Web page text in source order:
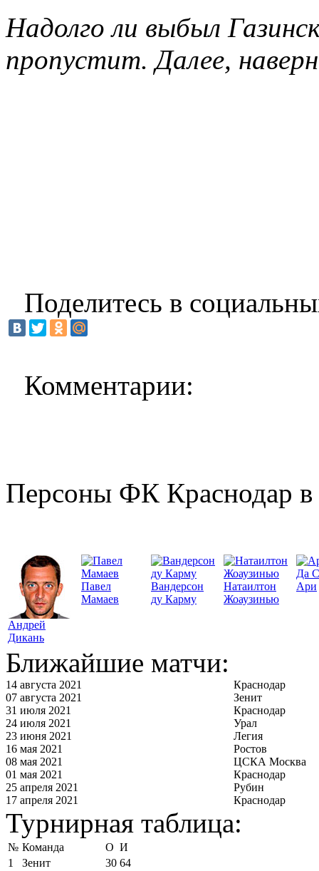
Надолго ли выбыл
пропустит. Далее,
Поделитесь в
Комментарии:
Персоны ФК Краснодар в
Андрей
Дикань
Павел
Мамаев
Вандерсон
ду Карму
Натаилтон
Жоаузинью
Да
Ари
Ближайшие матчи:
14 августа 2021
Краснодар
07 августа 2021
Зенит
31 июля 2021
Краснодар
24 июля 2021
Урал
23 июня 2021
Легия
16 мая 2021
Ростов
08 мая 2021
ЦСКА Москва
01 мая 2021
Краснодар
25 апреля 2021
Рубин
17 апреля 2021
Краснодар
Турнирная таблица:
№ Команда О И
1
Зенит 30 64